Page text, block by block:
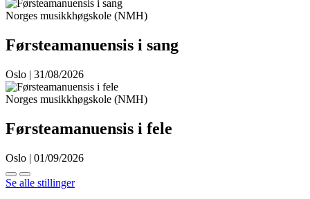
Norges musikkhøgskole (NMH)
Førsteamanuensis i sang
Oslo | 31/08/2026
Norges musikkhøgskole (NMH)
Førsteamanuensis i fele
Oslo | 01/09/2026
Se alle stillinger